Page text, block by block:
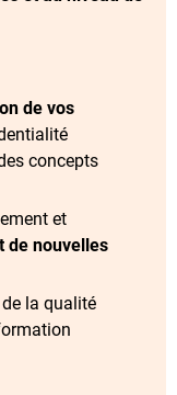
de vos
concepts
et
de nouvelles
la qualité